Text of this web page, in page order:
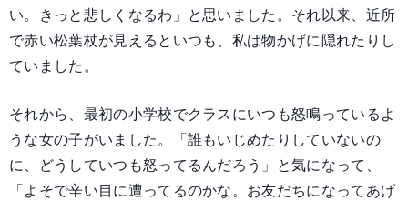
い。きっと悲しくなるわ」と思いました。それ以来、近所
で赤い松葉杖が見えるといつも、私は物かげに隠れたりし
ていました。
それから、最初の小学校でクラスにいつも怒鳴っているよ
うな女の子がいました。「誰もいじめたりしていないの
に、どうしていつも怒ってるんだろう」と気になって、
「よそで辛い目に遭ってるのかな。お友だちになってあげ